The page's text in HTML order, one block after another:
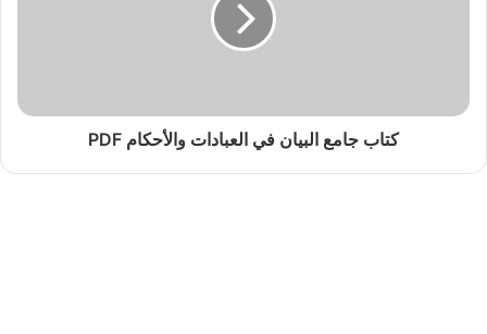
كتاب جامع البيان في العبادات والأحكام PDF